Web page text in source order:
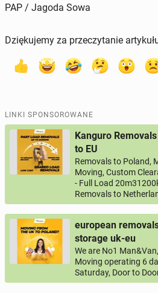
PAP / Jagoda Sowa
Dziękujemy za przeczytanie
LINKI SPONSOROWANE
Kanguro
to EU
Removals to Poland,
Moving, Custom
- Full Load
Removals to
european
storage uk-eu
We are No1
Moving operating 6
Saturday, Door to